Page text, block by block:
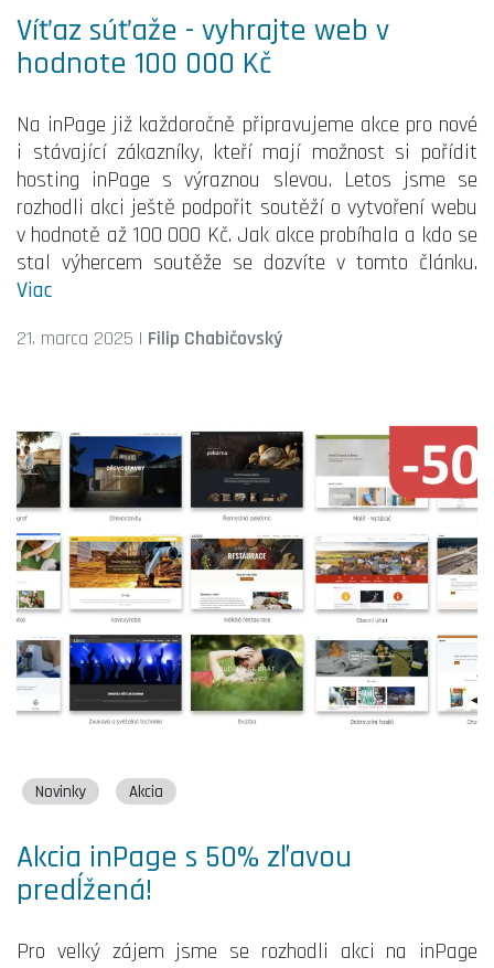
Víťaz súťaže - vyhrajte web v
hodnote 100 000 Kč
Na inPage již každoročně připravujeme akce pro nové
i stávající zákazníky, kteří mají možnost si pořídit
hosting inPage s výraznou slevou. Letos jsme se
rozhodli akci ještě podpořit soutěží o vytvoření webu
v hodnotě až 100 000 Kč. Jak akce probíhala a kdo se
stal výhercem soutěže se dozvíte v tomto článku.
Viac
21. marca 2025 | Filip Chabičovský
Novinky Akcia
Akcia inPage s 50% zľavou
predĺžená!
Pro velký zájem jsme se rozhodli akci na inPage